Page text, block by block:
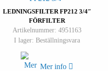
LEDNINGSFILTER FP212 3/4″
FÖRFILTER
Artikelnummer: 4951163
I lager: Beställningsvara
Mer info